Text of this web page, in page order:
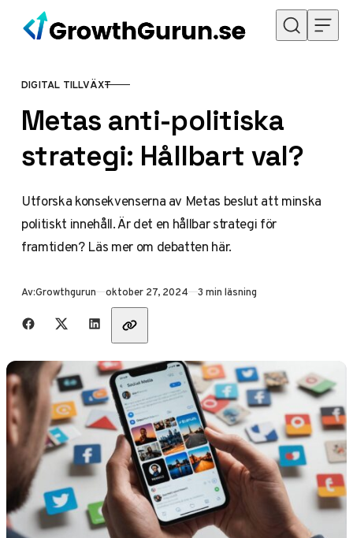
Hoppa till innehåll
KATEGORI
DIGITAL TILLVÄXT
Metas anti-politiska
strategi: Hållbart val?
Utforska konsekvenserna av Metas beslut att minska
politiskt innehåll. Är det en hållbar strategi för
framtiden? Läs mer om debatten här.
Av:Growthgurun Publicerad
oktober 27, 2024 3 min läsning
Dela med vänner